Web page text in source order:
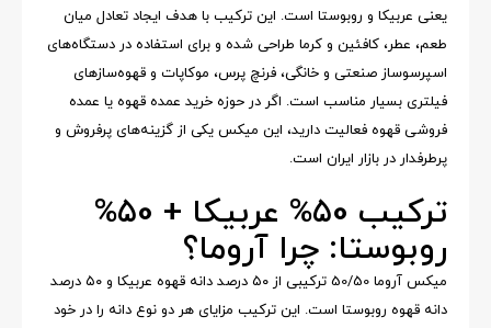
یعنی عربیکا و روبوستا است. این ترکیب با هدف ایجاد تعادل میان
طعم، عطر، کافئین و کرما طراحی شده و برای استفاده در دستگاه‌های
اسپرسوساز صنعتی و خانگی، فرنچ پرس، موکاپات و قهوه‌سازهای
فیلتری بسیار مناسب است. اگر در حوزه خرید عمده قهوه یا عمده
فروشی قهوه فعالیت دارید، این میکس یکی از گزینه‌های پرفروش و
پرطرفدار در بازار ایران است.
ترکیب 50% عربیکا + 50%
روبوستا: چرا آروما؟
میکس آروما 50/50 ترکیبی از ۵۰ درصد دانه قهوه عربیکا و ۵۰ درصد
دانه قهوه روبوستا است. این ترکیب مزایای هر دو نوع دانه را در خود